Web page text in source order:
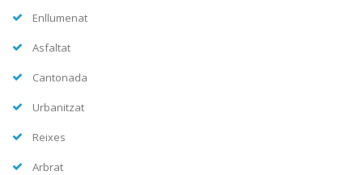
Enllumenat
Asfaltat
Cantonada
Urbanitzat
Reixes
Arbrat